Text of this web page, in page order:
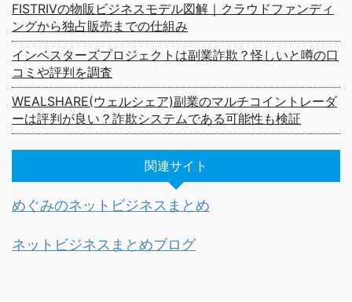
FISTRIVの物販ビジネスモデル図解｜クラウドファンディ
ングから独占販売までの仕組み
インベスターズプロジェクトは副業詐欺？怪しいと噂の口
コミや評判を調査
WEALSHARE(ウェルシェア)副業のマルチコイントレーダ
ーは評判が良い？詐欺システムである可能性も検証
関連サイト
めぐみのネットビジネスまとめ
ネットビジネスまとめブログ